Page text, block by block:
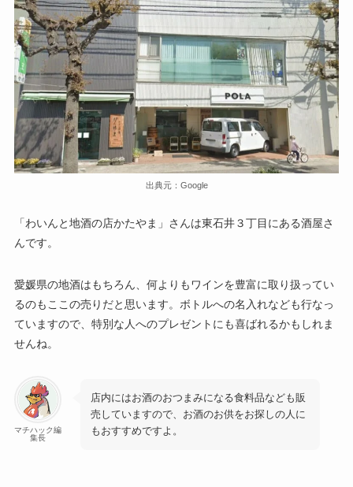
出典元：Google
「わいんと地酒の店かたやま」さんは東石井３丁目にある酒屋さ
んです。
愛媛県の地酒はもちろん、何よりもワインを豊富に取り扱ってい
るのもここの売りだと思います。ボトルへの名入れなども行なっ
ていますので、特別な人へのプレゼントにも喜ばれるかもしれま
せんね。
マチハック編
集長
店内にはお酒のおつまみになる食料品なども販
売していますので、お酒のお供をお探しの人に
もおすすめですよ。